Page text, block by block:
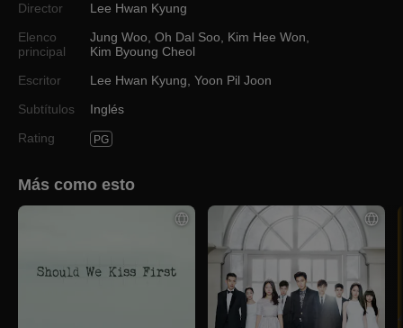
Director
Lee Hwan Kyung
Elenco
principal
Jung Woo Oh Dal Soo Kim Hee Won
Kim Byoung Cheol
Escritor
Lee Hwan Kyung Yoon Pil Joon
Subtítulos
Inglés
Rating
PG
Más como esto